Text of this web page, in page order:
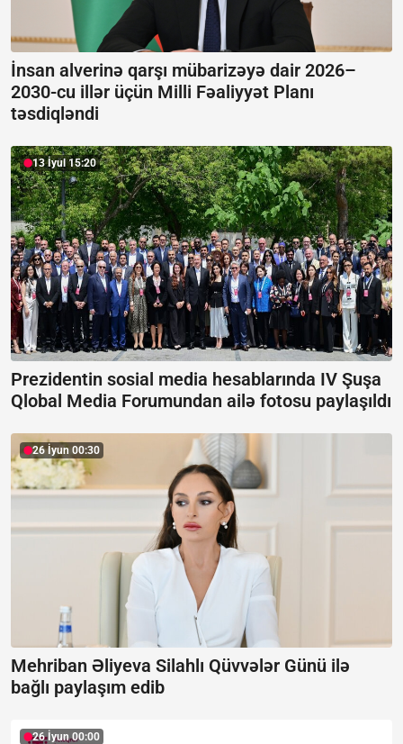
İnsan alverinə qarşı mübarizəyə dair 2026–
2030-cu illər üçün Milli Fəaliyyət Planı
təsdiqləndi
13 İyul 15:20
Prezidentin sosial media hesablarında IV Şuşa
Qlobal Media Forumundan ailə fotosu paylaşıldı
26 İyun 00:30
Mehriban Əliyeva Silahlı Qüvvələr Günü ilə
bağlı paylaşım edib
26 İyun 00:00